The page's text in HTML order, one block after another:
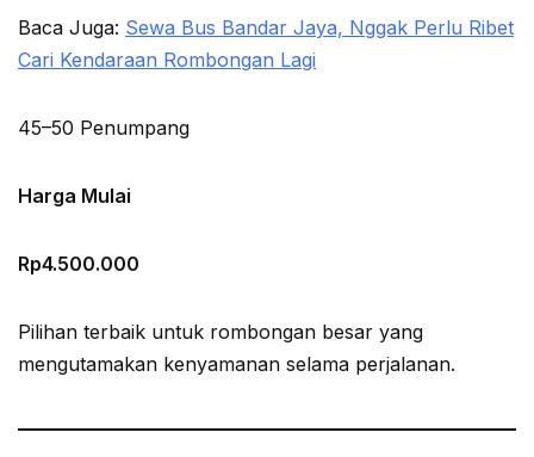
Baca Juga: Sewa Bus Bandar Jaya, Nggak Perlu Ribet
Cari Kendaraan Rombongan Lagi
45–50 Penumpang
Harga Mulai
Rp4.500.000
Pilihan terbaik untuk rombongan besar yang
mengutamakan kenyamanan selama perjalanan.